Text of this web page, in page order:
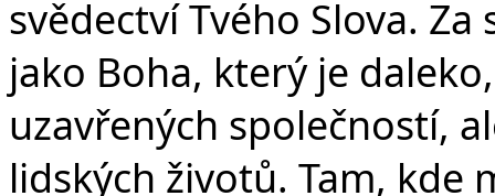
svědectví Tvého Slova.
jako Boha, který je
uzavřených společností,
lidských životů. Tam, kde